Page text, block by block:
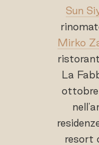
Sun
Mirko
La
resort